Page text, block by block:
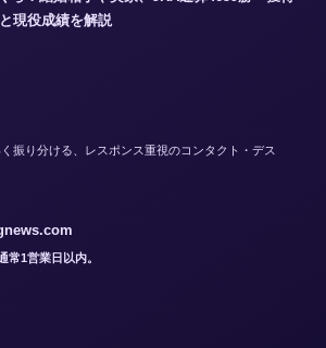
現役成績を解説
振り分ける、レスポンス重視のコンタクト・デス
常1営業日以内。